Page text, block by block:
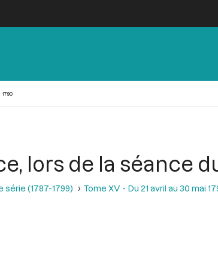
lors de la séance
série (1787-1799) Tome XV - Du 21 avril au 30 mai